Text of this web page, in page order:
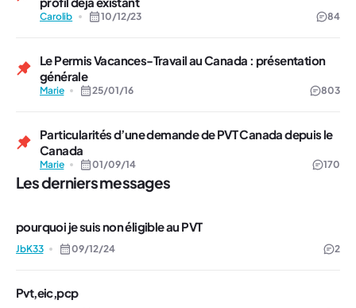
Carolib 10/12/23 84
Le Permis Vacances-Travail au Canada : présentation
générale
Marie 25/01/16 803
Particularités d’une demande de PVT Canada depuis le
Canada
Marie 01/09/14 170
Les derniers messages
pourquoi je suis non éligible au PVT
JbK33 09/12/24 2
Pvt,eic,pcp